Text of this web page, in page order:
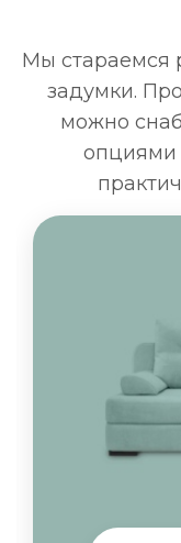
Мы стараемся
задумки.
можно
опциями